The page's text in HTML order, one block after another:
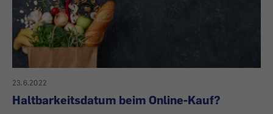
23.6.2022
Haltbarkeitsdatum beim Online-Kauf?